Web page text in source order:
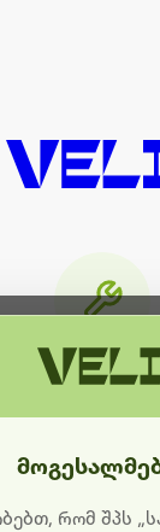
საიტისრომ შპს